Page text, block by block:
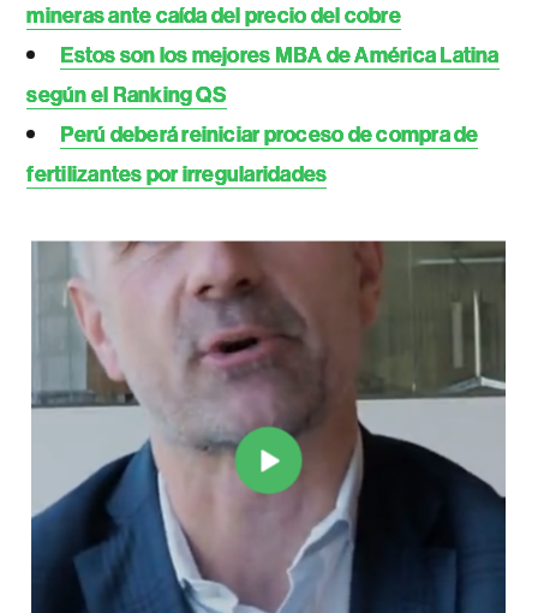
mineras ante caída del precio del cobre
Estos son los mejores MBA de América Latina
según el Ranking QS
Perú deberá reiniciar proceso de compra de
fertilizantes por irregularidades